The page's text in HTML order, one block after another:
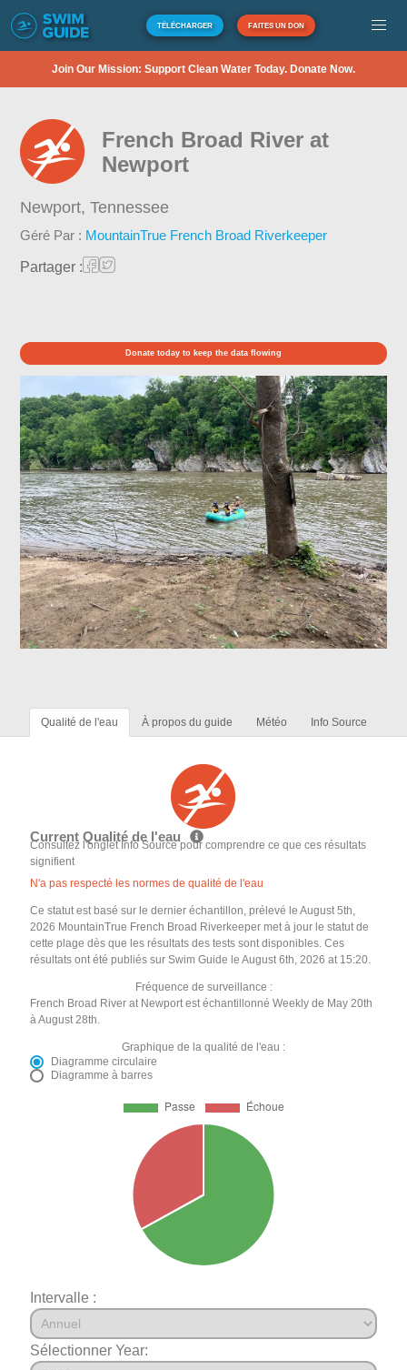
TÉLÉCHARGER FAITES UN DON
Join Our Mission: Support Clean Water Today. Donate Now.
French Broad River at
Newport
Newport,Tennessee
Géré Par : MountainTrue French Broad Riverkeeper
Partager :
Donate today to keep the data flowing
Qualité de l'eau À propos du guide Météo Info Source
Current Qualité de l'eau
Consultez l'onglet Info Source pour comprendre ce que ces résultats
signifient
N'a pas respecté les normes de qualité de l'eau
Ce statut est basé sur le dernier échantillon, prélevé le August 5th,
2026 MountainTrue French Broad Riverkeeper met à jour le statut de
cette plage dès que les résultats des tests sont disponibles. Ces
résultats ont été publiés sur Swim Guide le August 6th, 2026 at 15:20.
Fréquence de surveillance :
French Broad River at Newport est échantillonné Weekly de May 20th
à August 28th.
Graphique de la qualité de l'eau :
Diagramme circulaire
Diagramme à barres
Intervalle :
Sélectionner Year: